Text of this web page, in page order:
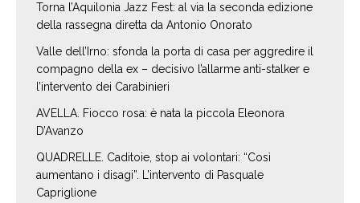
Torna l’Aquilonia Jazz Fest: al via la seconda edizione
della rassegna diretta da Antonio Onorato
Valle dell’Irno: sfonda la porta di casa per aggredire il
compagno della ex – decisivo l’allarme anti-stalker e
l’intervento dei Carabinieri
AVELLA. Fiocco rosa: è nata la piccola Eleonora
D’Avanzo
QUADRELLE. Caditoie, stop ai volontari: “Così
aumentano i disagi”. L’intervento di Pasquale
Capriglione